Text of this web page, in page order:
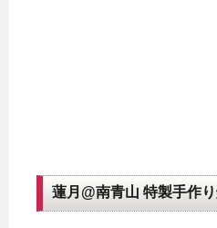
蓮月@南青山 特製手作